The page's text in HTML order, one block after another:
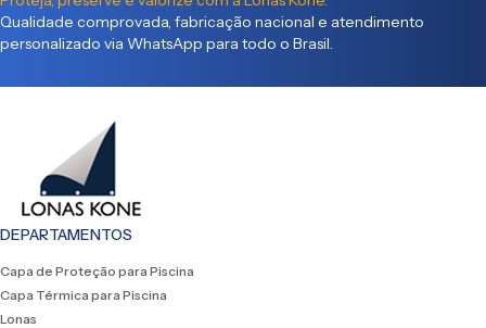
Qualidade comprovada, fabricação nacional e atendimento
personalizado via WhatsApp para todo o Brasil.
DEPARTAMENTOS
Capa de Proteção para Piscina
Capa Térmica para Piscina
Lonas